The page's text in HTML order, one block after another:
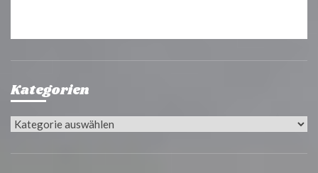
Kategorien
Kategorien